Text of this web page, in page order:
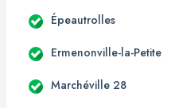
Épeautrolles
Ermenonville-la-Petite
Marchéville 28